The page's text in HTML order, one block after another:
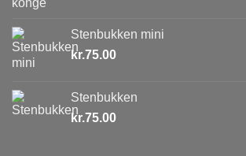
Stenbukken mini
kr.75.00
Stenbukken
kr.75.00